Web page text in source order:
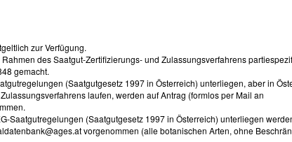
zur Verfügung.
des Saatgut-Zertifizierungs- und Zulassungsverfahrens
gemacht.
(Saatgutgesetz 1997 in Österreich) unterliegen, aber in
laufen, werden auf Antrag (formlos per Mail an
Saatgutregelungen (Saatgutgesetz 1997 in Österreich) unterliegen
vorgenommen (alle botanischen Arten, ohne